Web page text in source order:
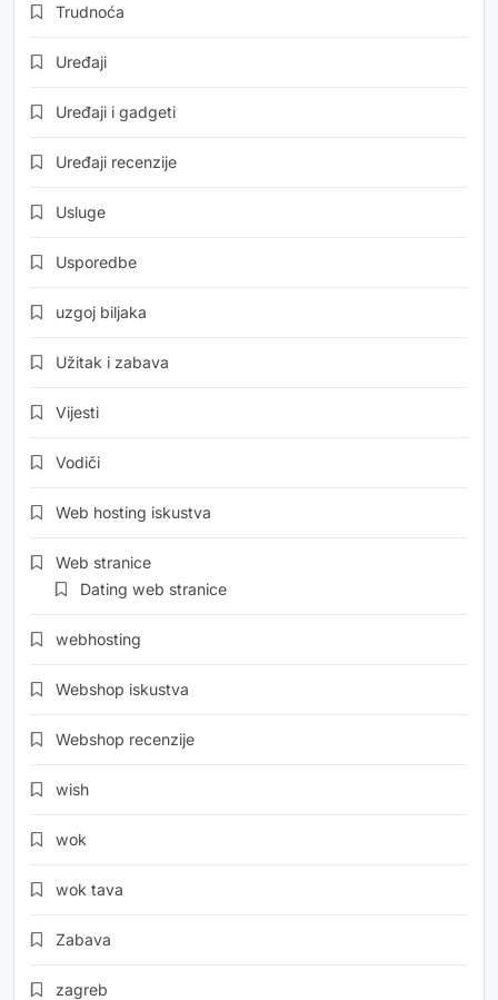
Trudnoća
Uređaji
Uređaji i gadgeti
Uređaji recenzije
Usluge
Usporedbe
uzgoj biljaka
Užitak i zabava
Vijesti
Vodiči
Web hosting iskustva
Web stranice
Dating web stranice
webhosting
Webshop iskustva
Webshop recenzije
wish
wok
wok tava
Zabava
zagreb